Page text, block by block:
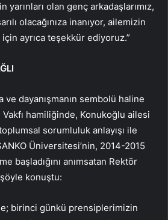
olan genç arkadaşlarımız,
olacağınıza inanıyor, ailemizin
ayrıca teşekkür ediyoruz.”
ve dayanışmanın sembolü haline
hamiliğinde, Konukoğlu ailesi
sorumluluk anlayışı ile
Üniversitesi’nin, 2014-2015
başladığını anımsatan Rektör
konuştu:
birinci günkü prensiplerimizin